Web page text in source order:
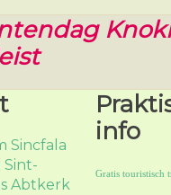
Sincfala
Sint-
Abtkerk
info
Gratis touristisch